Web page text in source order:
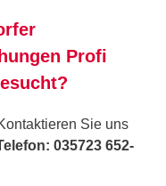
Profi
Sie uns
035723 652-